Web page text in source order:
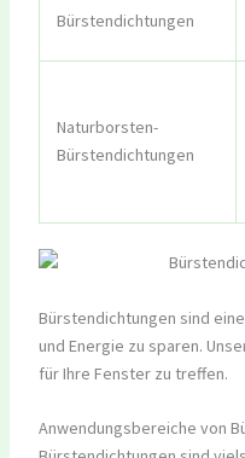
Bürstendichtungen
Naturborsten-
Bürstendichtungen
Bürstendichtungen sind
und Energie zu sparen.
für Ihre Fenster zu treffen.
Anwendungsbereiche von